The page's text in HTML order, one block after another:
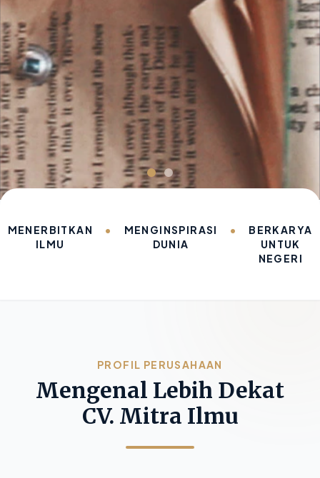
MENERBITKAN
ILMU
•
MENGINSPIRASI
DUNIA
•
BERKARYA
UNTUK
NEGERI
PROFIL PERUSAHAAN
Mengenal Lebih Dekat
CV. Mitra Ilmu